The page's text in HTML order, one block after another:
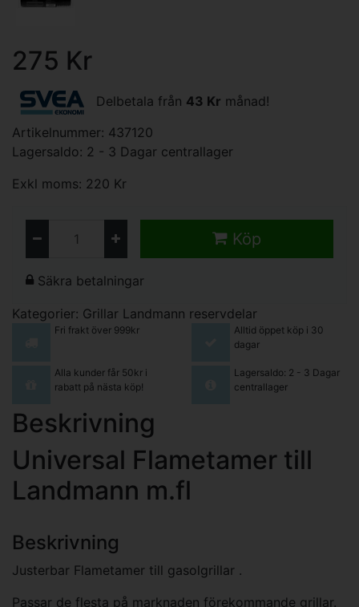
275 Kr
Delbetala från 43 Kr månad!
Artikelnummer: 437120
Lagersaldo: 2 - 3 Dagar centrallager
Exkl moms: 220 Kr
Köp
Säkra betalningar
Kategorier: Grillar Landmann reservdelar
Fri frakt över 999kr
Alltid öppet köp i 30
dagar
Alla kunder får 50kr i
rabatt på nästa köp!
Lagersaldo: 2 - 3 Dagar
centrallager
Beskrivning
Universal Flametamer till
Landmann m.fl
Beskrivning
Justerbar Flametamer till gasolgrillar .
Passar de flesta på marknaden förekommande grillar.